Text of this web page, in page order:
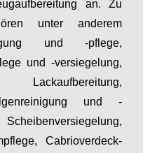
an. Zu
unter anderem
und -pflege,
und -versiegelung,
Lackaufbereitung,
und -
Cabrioverdeck-